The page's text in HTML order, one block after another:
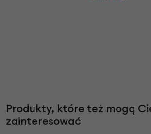
Produkty, które też mogą
zainteresować